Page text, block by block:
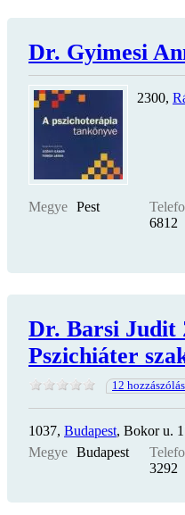
Dr. Gyimesi
2300,
Megye Pest
6812
Dr. Barsi Judit
Pszichiáter
12
1037, Budapest, Bokor u.
Megye Budapest
3292